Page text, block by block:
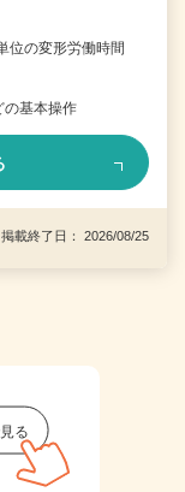
位の変形労働時間
の基本操作
載終了日： 2026/08/25